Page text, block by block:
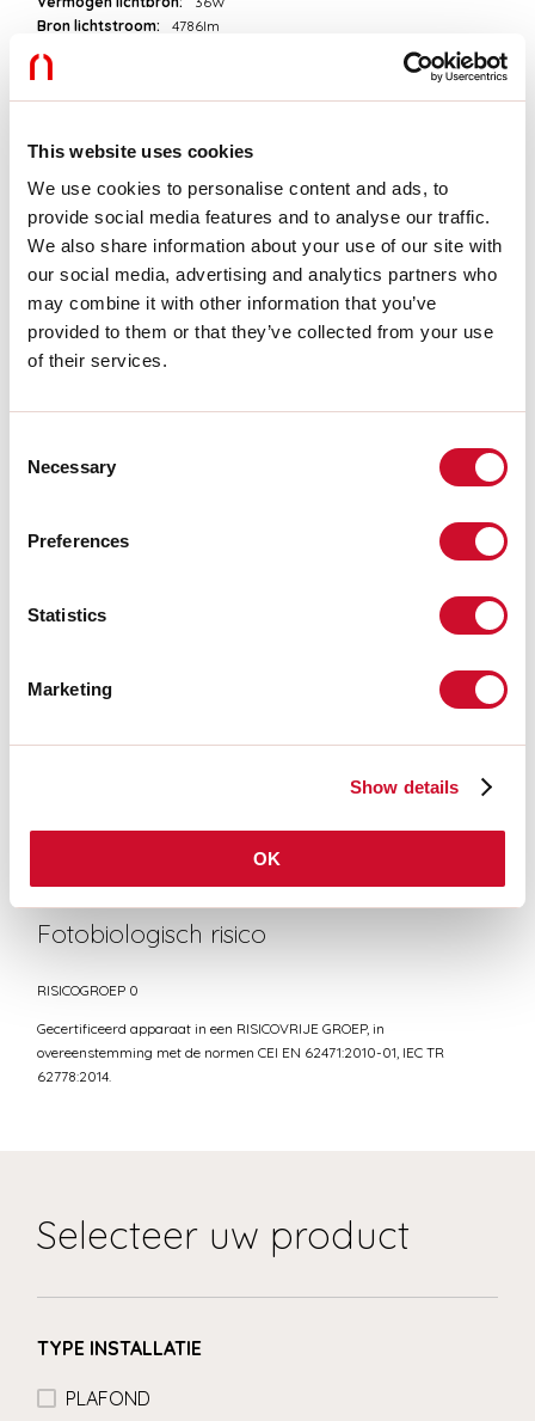
This website uses cookies
We use cookies to personalise content and ads, to
provide social media features and to analyse our traffic.
We also share information about your use of our site with
our social media, advertising and analytics partners who
may combine it with other information that you’ve
provided to them or that they’ve collected from your use
of their services.
Selection
Necessary
Preferences
Statistics
Marketing
Show details
OK
Bron lichtstroom:
4786lm
Tolerantie kleur:
3 Step MacAdam
Download
UITTREKSEL CATALOGUS
CERTIFICATIES CE
TECHNISCHE FICHE
CEI EN 60598-1:2021 + A11:2023, CEI EN 60598-2-1:2022
Fotobiologisch risico
RISICOGROEP 0
Gecertificeerd apparaat in een RISICOVRIJE GROEP, in
overeenstemming met de normen CEI EN 62471:2010-01, IEC TR
62778:2014.
Selecteer uw product
TYPE INSTALLATIE
PLAFOND